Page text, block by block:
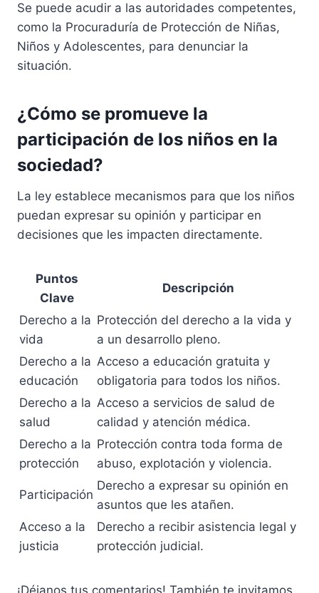
Se puede acudir a las autoridades competentes,
como la Procuraduría de Protección de Niñas,
Niños y Adolescentes, para denunciar la
situación.
¿Cómo se promueve la
participación de los niños en la
sociedad?
La ley establece mecanismos para que los niños
puedan expresar su opinión y participar en
decisiones que les impacten directamente.
Puntos
Clave
Descripción
Derecho a la
vida
Protección del derecho a la vida y
a un desarrollo pleno.
Derecho a la
educación
Acceso a educación gratuita y
obligatoria para todos los niños.
Derecho a la
salud
Acceso a servicios de salud de
calidad y atención médica.
Derecho a la
protección
Protección contra toda forma de
abuso, explotación y violencia.
Participación
Derecho a expresar su opinión en
asuntos que les atañen.
Acceso a la
justicia
Derecho a recibir asistencia legal y
protección judicial.